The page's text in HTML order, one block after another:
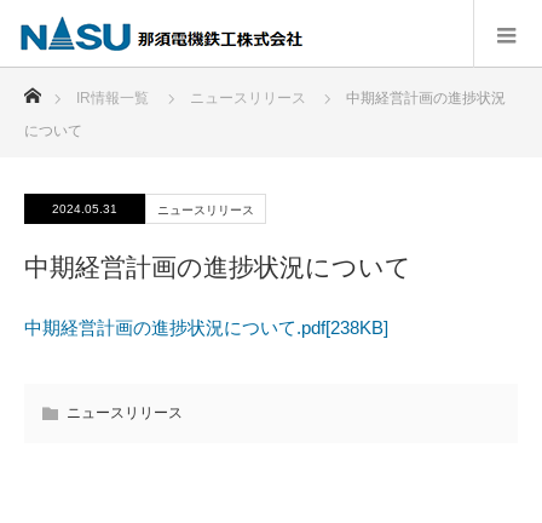
ホーム
IR情報一覧 ニュースリリース
中期経営計画の進捗状況
について
2024.05.31 ニュースリリース
中期経営計画の進捗状況について
中期経営計画の進捗状況について.pdf[238KB]
ニュースリリース